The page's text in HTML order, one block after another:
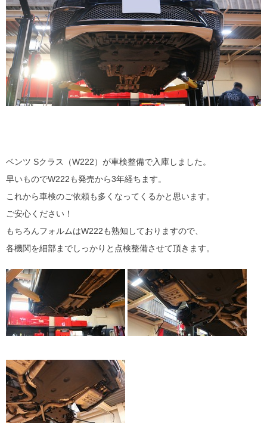
ベンツ Sクラス（W222）が車検整備で入庫しました。
早いものでW222も発売から3年経ちます。
これから車検のご依頼も多くなってくるかと思います。
ご安心ください！
もちろんフォルムはW222も熟知しておりますので、
各機関を細部までしっかりと点検整備させて頂きます。